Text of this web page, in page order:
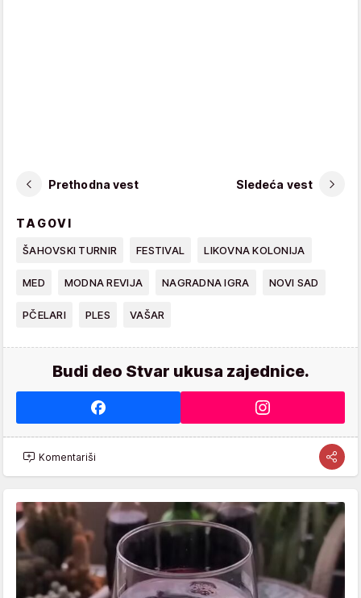
Prethodna vest Sledeća vest
TAGOVI
ŠAHOVSKI TURNIR FESTIVAL LIKOVNA KOLONIJA
MED MODNA REVIJA NAGRADNA IGRA NOVI SAD
PČELARI PLES VAŠAR
Budi deo Stvar ukusa zajednice.
Komentariši